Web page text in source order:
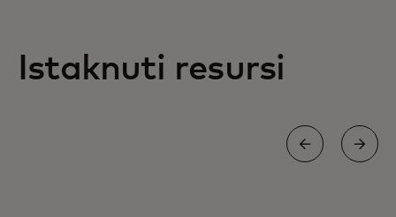
Istaknuti resursi